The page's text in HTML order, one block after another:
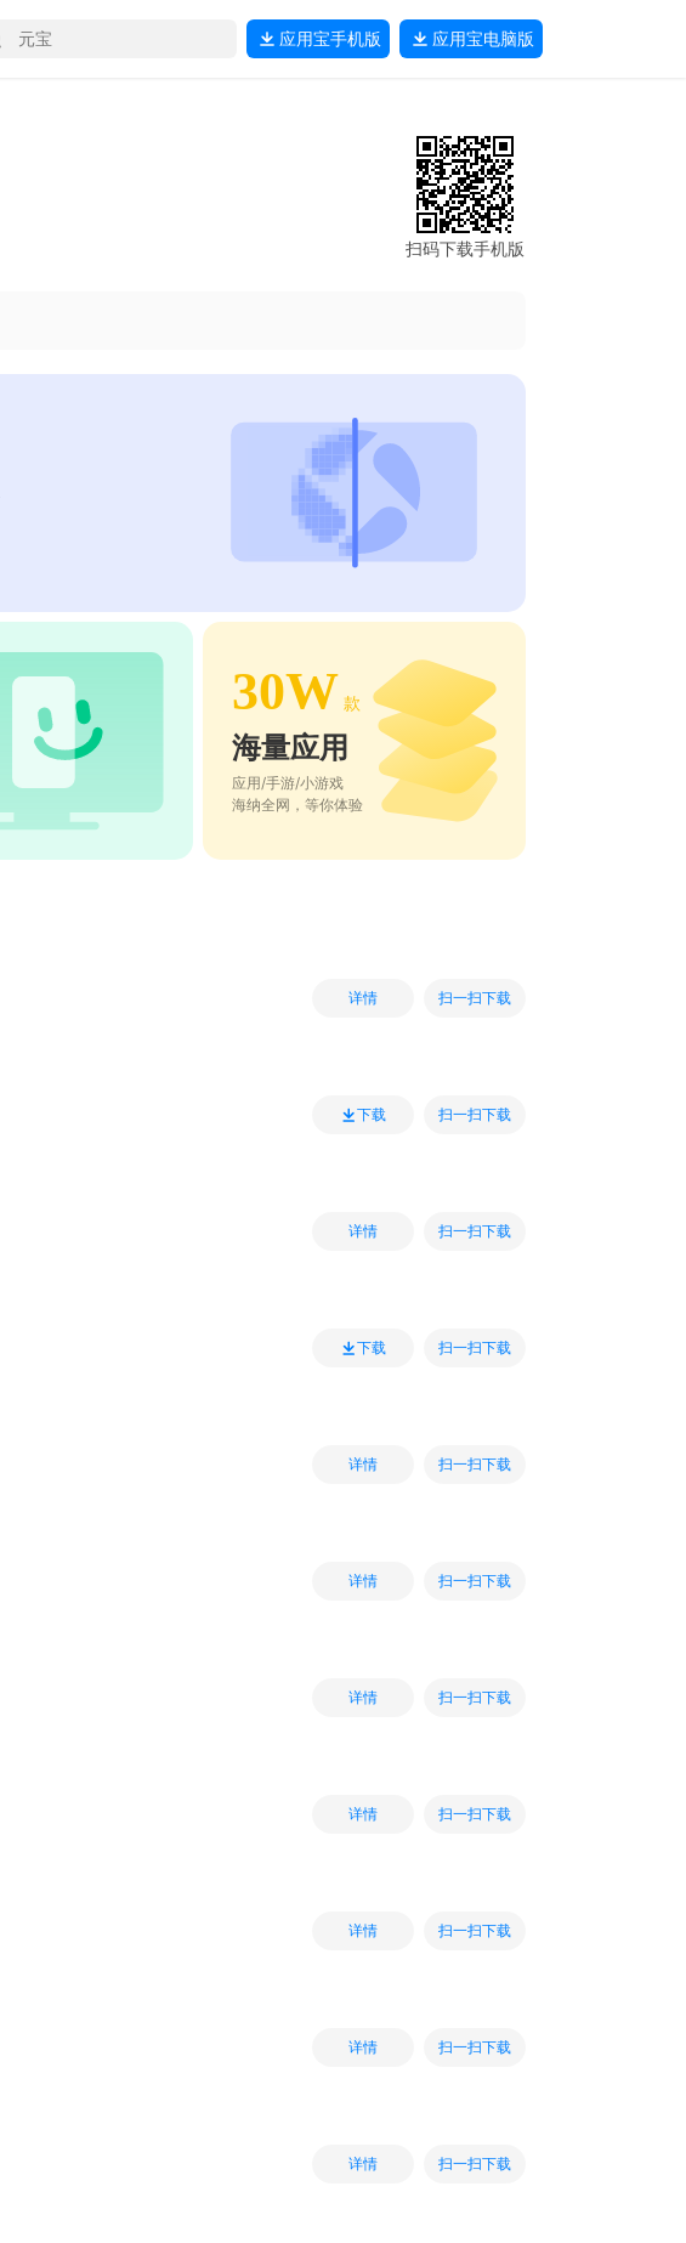
应用宝手机版 应用宝电脑版
扫码下载手机版
30W 款
海量应用
应用/手游/小游戏
海纳全网，等你体验
详情 扫一扫下载
下载 扫一扫下载
详情 扫一扫下载
下载 扫一扫下载
详情 扫一扫下载
详情 扫一扫下载
详情 扫一扫下载
详情 扫一扫下载
详情 扫一扫下载
详情 扫一扫下载
详情 扫一扫下载